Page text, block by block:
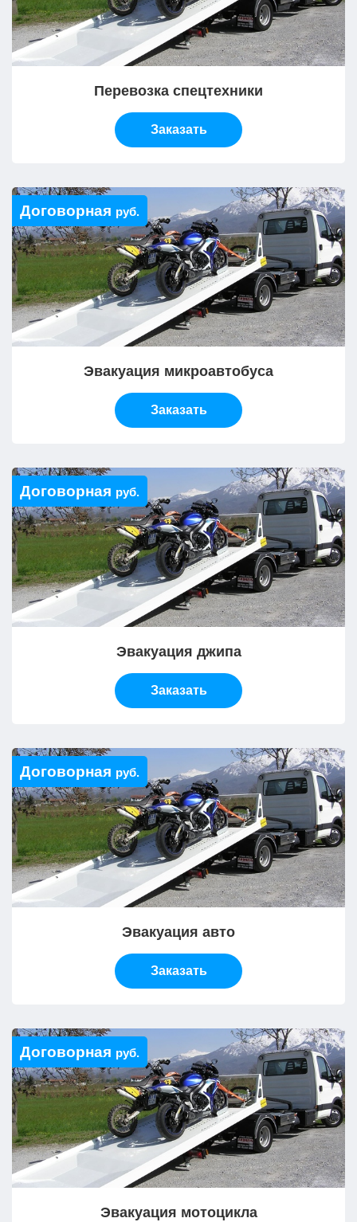
Перевозка спецтехники
Заказать
Договорная руб.
Эвакуация микроавтобуса
Заказать
Договорная руб.
Эвакуация джипа
Заказать
Договорная руб.
Эвакуация авто
Заказать
Договорная руб.
Эвакуация мотоцикла